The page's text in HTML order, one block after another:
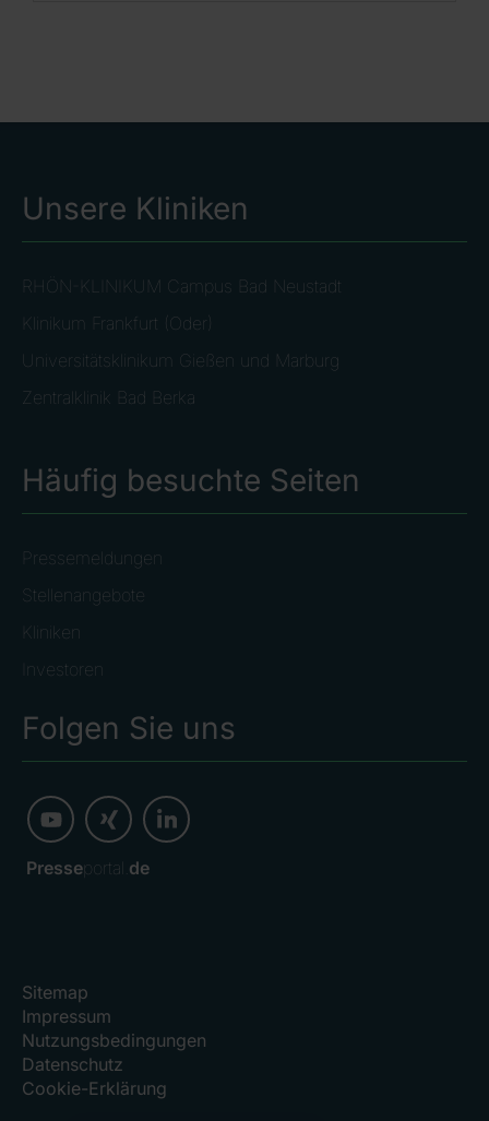
Unsere Kliniken
RHÖN-KLINIKUM Campus Bad Neustadt
Klinikum Frankfurt (Oder)
Universitätsklinikum Gießen und Marburg
Zentralklinik Bad Berka
Häufig besuchte Seiten
Pressemeldungen
Stellenangebote
Kliniken
Investoren
Folgen Sie uns
Presseportal. de
Sitemap
Impressum
Nutzungsbedingungen
Datenschutz
Cookie-Erklärung